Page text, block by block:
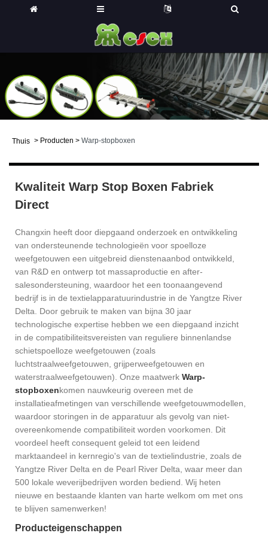
Thuis > Producten > Warp-stopboxen
Kwaliteit Warp Stop Boxen Fabriek
Direct
Changxin heeft door diepgaand onderzoek en ontwikkeling
van ondersteunende technologieën voor spoelloze
weefgetouwen een uitgebreid dienstenaanbod ontwikkeld,
van R&D en ontwerp tot massaproductie en after-
salesondersteuning, waardoor het een toonaangevend
bedrijf is in de textielapparatuurindustrie in de Yangtze River
Delta. Door gebruik te maken van bijna 30 jaar
technologische expertise hebben we een diepgaand inzicht
in de compatibiliteitsvereisten van reguliere binnenlandse
schietspoelloze weefgetouwen (zoals
luchtstraalweefgetouwen, grijperweefgetouwen en
waterstraalweefgetouwen). Onze maatwerk Warp-
stopboxenkomen nauwkeurig overeen met de
installatieafmetingen van verschillende weefgetouwmodellen,
waardoor storingen in de apparatuur als gevolg van niet-
overeenkomende compatibiliteit worden voorkomen. Dit
voordeel heeft consequent geleid tot een leidend
marktaandeel in kernregio's van de textielindustrie, zoals de
Yangtze River Delta en de Pearl River Delta, waar meer dan
500 lokale weverijbedrijven worden bediend. Wij heten
nieuwe en bestaande klanten van harte welkom om met ons
te blijven samenwerken!
Producteigenschappen